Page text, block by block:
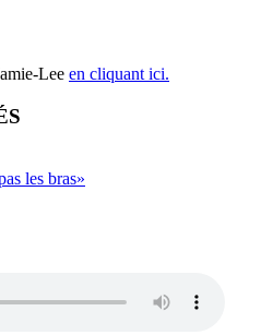
Lee en cliquant ici.
les bras»